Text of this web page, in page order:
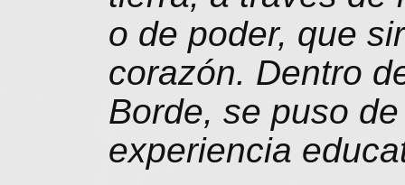
o de poder, que
corazón. Dentro
Borde, se puso
experiencia